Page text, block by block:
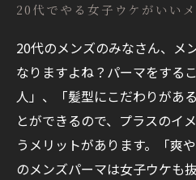
20代でやる女子ウケがいい
20代のメンズのみなさん、メ
なりますよね？パーマをする
人」、「髪型にこだわりがあ
とができるので、プラスのイ
うメリットがあります。「爽
のメンズパーマは女子ウケも